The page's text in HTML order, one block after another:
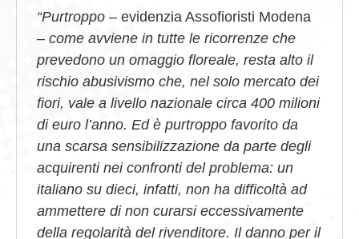
“Purtroppo – evidenzia Assofioristi Modena
– come avviene in tutte le ricorrenze che
prevedono un omaggio floreale, resta alto il
rischio abusivismo che, nel solo mercato dei
fiori, vale a livello nazionale circa 400 milioni
di euro l’anno. Ed è purtroppo favorito da
una scarsa sensibilizzazione da parte degli
acquirenti nei confronti del problema: un
italiano su dieci, infatti, non ha difficoltà ad
ammettere di non curarsi eccessivamente
della regolarità del rivenditore. Il danno per il